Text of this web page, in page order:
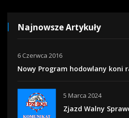
Najnowsze Artykuły
6 Czerwca 2016
Nowy Program hodowlany koni
5 Marca 2024
Zjazd Walny